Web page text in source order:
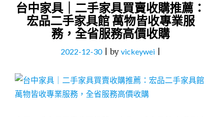
台中家具｜二手家具買賣收購推薦：
宏品二手家具館 萬物皆收專業服
務，全省服務高價收購
2022-12-30|by vickeywei|